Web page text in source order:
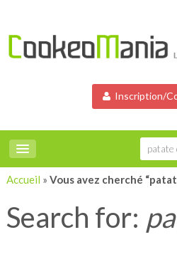
Inscription/
Accueil » Vous avez cherché
Search for: